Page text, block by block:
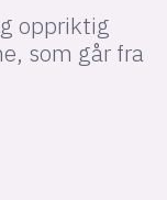
oppriktig
som går fra